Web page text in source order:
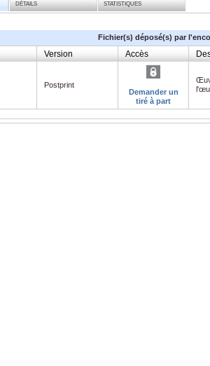
DÉTAILS STATISTIQUES
Fichier(s) déposé(s) par
Version Accès
Postprint
Demander un
tiré à part